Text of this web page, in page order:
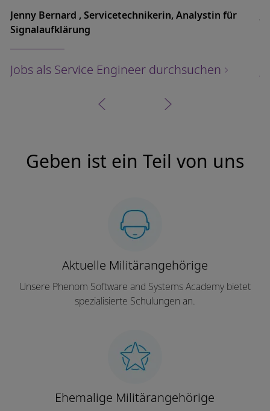
Jenny Bernard , Servicetechnikerin, Analystin für
Signalaufklärung
Jobs als Service Engineer durchsuchen
Geben ist ein Teil von uns
Aktuelle Militärangehörige
Unsere Phenom Software and Systems Academy bietet
spezialisierte Schulungen an.
Ehemalige Militärangehörige